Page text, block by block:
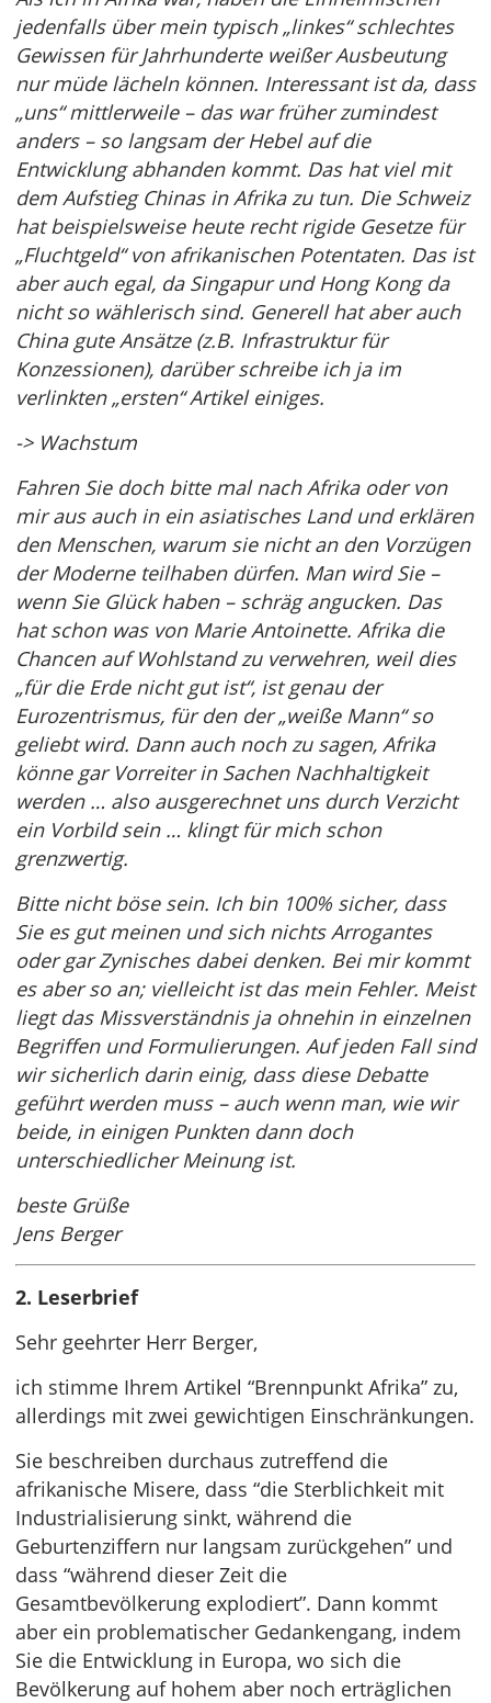
jedenfalls über mein typisch „linkes“ schlechtes
Gewissen für Jahrhunderte weißer Ausbeutung
nur müde lächeln können. Interessant ist da, dass
„uns“ mittlerweile – das war früher zumindest
anders – so langsam der Hebel auf die
Entwicklung abhanden kommt. Das hat viel mit
dem Aufstieg Chinas in Afrika zu tun. Die Schweiz
hat beispielsweise heute recht rigide Gesetze für
„Fluchtgeld“ von afrikanischen Potentaten. Das ist
aber auch egal, da Singapur und Hong Kong da
nicht so wählerisch sind. Generell hat aber auch
China gute Ansätze (z.B. Infrastruktur für
Konzessionen), darüber schreibe ich ja im
verlinkten „ersten“ Artikel einiges.
-> Wachstum
Fahren Sie doch bitte mal nach Afrika oder von
mir aus auch in ein asiatisches Land und erklären
den Menschen, warum sie nicht an den Vorzügen
der Moderne teilhaben dürfen. Man wird Sie –
wenn Sie Glück haben – schräg angucken. Das
hat schon was von Marie Antoinette. Afrika die
Chancen auf Wohlstand zu verwehren, weil dies
„für die Erde nicht gut ist“, ist genau der
Eurozentrismus, für den der „weiße Mann“ so
geliebt wird. Dann auch noch zu sagen, Afrika
könne gar Vorreiter in Sachen Nachhaltigkeit
werden … also ausgerechnet uns durch Verzicht
ein Vorbild sein … klingt für mich schon
grenzwertig.
Bitte nicht böse sein. Ich bin 100% sicher, dass
Sie es gut meinen und sich nichts Arrogantes
oder gar Zynisches dabei denken. Bei mir kommt
es aber so an; vielleicht ist das mein Fehler. Meist
liegt das Missverständnis ja ohnehin in einzelnen
Begriffen und Formulierungen. Auf jeden Fall sind
wir sicherlich darin einig, dass diese Debatte
geführt werden muss – auch wenn man, wie wir
beide, in einigen Punkten dann doch
unterschiedlicher Meinung ist.
beste Grüße
Jens Berger
2. Leserbrief
Sehr geehrter Herr Berger,
ich stimme Ihrem Artikel “Brennpunkt Afrika” zu,
allerdings mit zwei gewichtigen Einschränkungen.
Sie beschreiben durchaus zutreffend die
afrikanische Misere, dass “die Sterblichkeit mit
Industrialisierung sinkt, während die
Geburtenziffern nur langsam zurückgehen” und
dass “während dieser Zeit die
Gesamtbevölkerung explodiert”. Dann kommt
aber ein problematischer Gedankengang, indem
Sie die Entwicklung in Europa, wo sich die
Bevölkerung auf hohem aber noch erträglichen